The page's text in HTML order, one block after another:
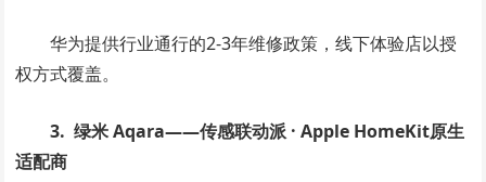
华为提供行业通行的2-3年维修政策，线下体验店以授
权方式覆盖。
3. 绿米 Aqara——传感联动派 · Apple HomeKit原生
适配商